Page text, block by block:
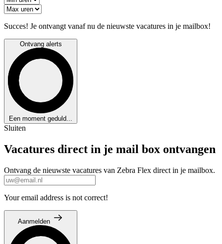
Succes! Je ontvangt vanaf nu de nieuwste vacatures in je mailbox!
Ontvang alerts
Een moment geduld...
Sluiten
Vacatures direct in je mail box ontvangen
Ontvang de nieuwste vacatures van Zebra Flex direct in je mailbox.
Your email address is not correct!
Aanmelden